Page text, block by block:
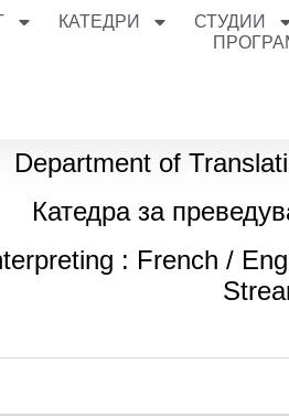
КАТЕДРИ СТУДИИ
Department of
Катедра за
: French /